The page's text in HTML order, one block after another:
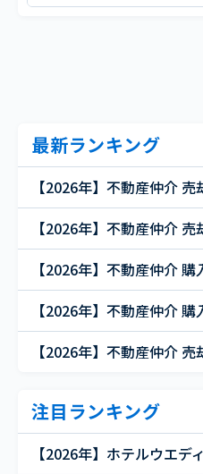
最新ランキング
【2026年】不動産仲介 売
【2026年】不動産仲介 売
【2026年】不動産仲介 購
【2026年】不動産仲介 購
【2026年】不動産仲介 売
注目ランキング
【2026年】ホテルウエデ